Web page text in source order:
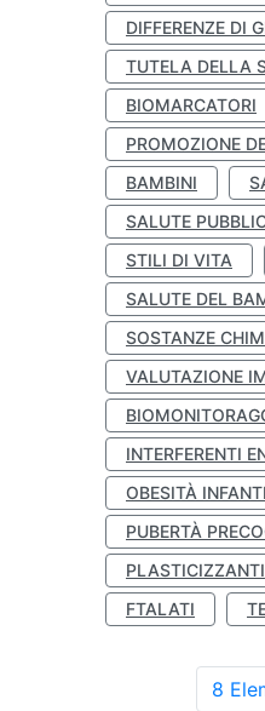
DIFFERENZE DI
TUTELA DELLA
BIOMARCATORI
PROMOZIONE
BAMBINI
SALUTE
STILI DI VITA
SALUTE DEL
SOSTANZE
VALUTAZIONE
INTERFERENTI
OBESITÀ
PUBERTÀ
PLASTICIZZANTI
FTALATI
8